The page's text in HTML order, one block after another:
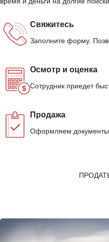
Свяжитесь
Заполните форму.
Осмотр и оценка
Сотрудник приедет
Продажа
Оформляем